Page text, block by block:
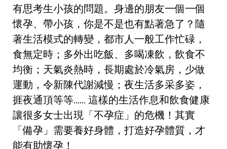
有思考生小孩的問題。身邊的朋友一個一個
懷孕、帶小孩，你是不是也有點著急了？隨
著生活模式的轉變，都市人一般工作忙碌，
食無定時；多外出吃飯、多喝凍飲，飲食不
均衡；天氣炎熱時，長期處於冷氣房，少做
運動，令新陳代謝減慢；夜生活多采多姿，
捱夜通頂等等…… 這樣的生活作息和飲食健康
讓很多女士出現「不孕症」的危機！其實
「備孕」需要養好身體，打造好孕體質，才
能有助懷孕！